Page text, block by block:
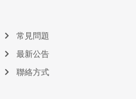
常見問題
最新公告
聯絡方式